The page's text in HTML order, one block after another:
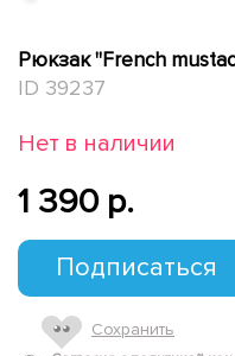
Рюкзак "French
ID 39237
Нет в наличии
1 390 p.
Подписаться
Сохранить